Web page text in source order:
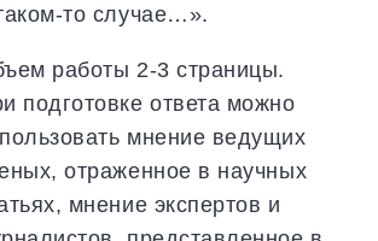
то случае…».
работы 2-3 страницы.
подготовке ответа можно
мнение ведущих
отраженное в научных
мнение экспертов и